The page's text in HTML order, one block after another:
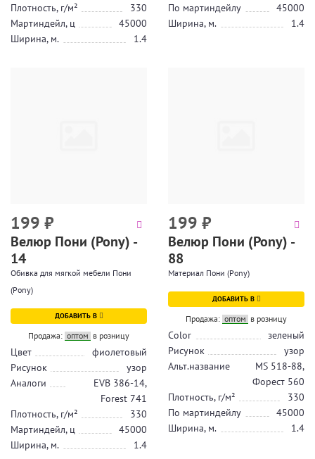
Плотность, г/м²
330
Мартиндейл, ц
45000
Ширина, м.
1.4
По мартиндейлу
45000
Ширина, м.
1.4
199 ₽
Велюр Пони (Pony) -
14
Обивка для мягкой мебели Пони
(Pony)
ДОБАВИТЬ В
Продажа: оптом в розницу
Цвет
фиолетовый
Рисунок
узор
Аналоги
EVB 386-14,
Forest 741
Плотность, г/м²
330
Мартиндейл, ц
45000
Ширина, м.
1.4
199 ₽
Велюр Пони (Pony) -
88
Материал Пони (Pony)
ДОБАВИТЬ В
Продажа: оптом в розницу
Color
зеленый
Рисунок
узор
Альт.название
MS 518-88,
Форест 560
Плотность, г/м²
330
По мартиндейлу
45000
Ширина, м.
1.4